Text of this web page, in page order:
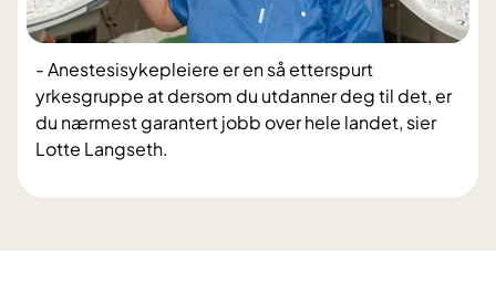
- Anestesisykepleiere er en så etterspurt
yrkesgruppe at dersom du utdanner deg til det, er
du nærmest garantert jobb over hele landet, sier
Lotte Langseth.